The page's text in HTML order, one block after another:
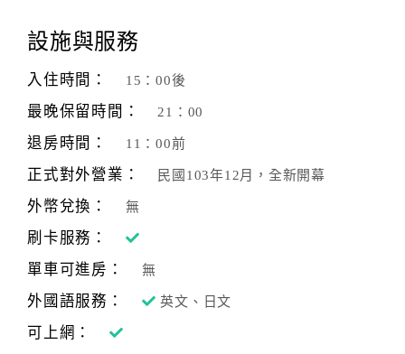
旅
伴
劃
商
品
傳
設施與服務
入住時間： 15：00後
最晚保留時間： 21：00
退房時間： 11：00前
正式對外營業： 民國103年12月，全新開幕
外幣兌換： 無
刷卡服務：
單車可進房：
無
外國語服務： 英文、日文
可上網：